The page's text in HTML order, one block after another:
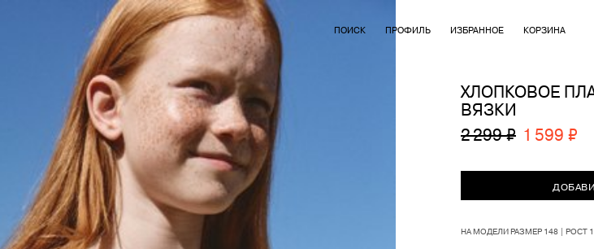
ПОИСК ПРОФИЛЬ ИЗБРАННОЕ КОРЗИНА
ХЛОПКОВОЕ
ВЯЗКИ
2 299 ₽ 1 599 ₽
НА МОДЕЛИ РАЗМЕР 148 | РОСТ